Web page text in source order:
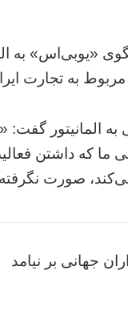
«یو‌بی‌اس» به
به تجارت
المانیتور گفت:
که داشتن
می‌کند، صورت
جهانی بر نیامد